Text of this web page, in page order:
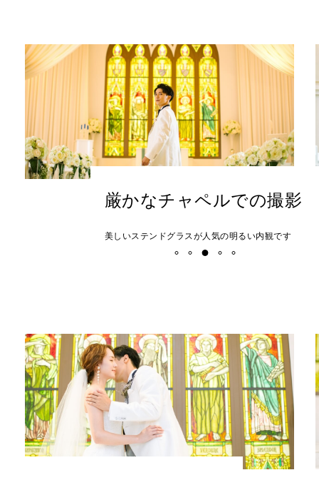
厳かなチャペルでの撮影
美しいステンドグラスが人気の明るい内観です